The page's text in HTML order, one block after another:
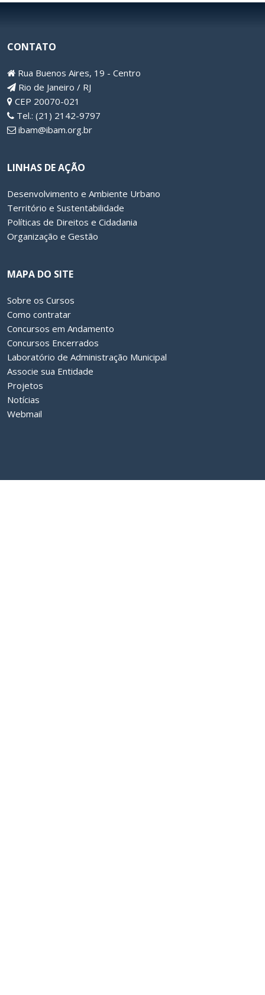
CONTATO
Rua Buenos Aires, 19 - Centro
Rio de Janeiro / RJ
CEP 20070-021
Tel.: (21) 2142-9797
ibam@ibam.org.br
LINHAS DE AÇÃO
Desenvolvimento e Ambiente Urbano
Território e Sustentabilidade
Políticas de Direitos e Cidadania
Organização e Gestão
MAPA DO SITE
Sobre os Cursos
Como contratar
Concursos em Andamento
Concursos Encerrados
Laboratório de Administração Municipal
Associe sua Entidade
Projetos
Notícias
Webmail